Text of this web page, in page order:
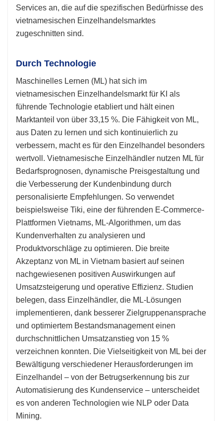
Services an, die auf die spezifischen Bedürfnisse des
vietnamesischen Einzelhandelsmarktes
zugeschnitten sind.
Durch Technologie
Maschinelles Lernen (ML) hat sich im
vietnamesischen Einzelhandelsmarkt für KI als
führende Technologie etabliert und hält einen
Marktanteil von über 33,15 %. Die Fähigkeit von ML,
aus Daten zu lernen und sich kontinuierlich zu
verbessern, macht es für den Einzelhandel besonders
wertvoll. Vietnamesische Einzelhändler nutzen ML für
Bedarfsprognosen, dynamische Preisgestaltung und
die Verbesserung der Kundenbindung durch
personalisierte Empfehlungen. So verwendet
beispielsweise Tiki, eine der führenden E-Commerce-
Plattformen Vietnams, ML-Algorithmen, um das
Kundenverhalten zu analysieren und
Produktvorschläge zu optimieren. Die breite
Akzeptanz von ML in Vietnam basiert auf seinen
nachgewiesenen positiven Auswirkungen auf
Umsatzsteigerung und operative Effizienz. Studien
belegen, dass Einzelhändler, die ML-Lösungen
implementieren, dank besserer Zielgruppenansprache
und optimiertem Bestandsmanagement einen
durchschnittlichen Umsatzanstieg von 15 %
verzeichnen konnten. Die Vielseitigkeit von ML bei der
Bewältigung verschiedener Herausforderungen im
Einzelhandel – von der Betrugserkennung bis zur
Automatisierung des Kundenservice – unterscheidet
es von anderen Technologien wie NLP oder Data
Mining.